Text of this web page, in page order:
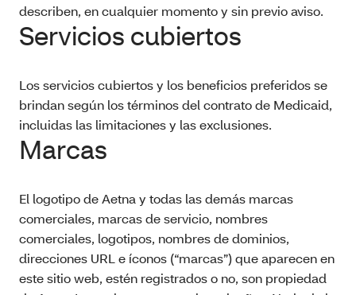
describen, en cualquier momento y sin previo aviso.
Servicios cubiertos
Los servicios cubiertos y los beneficios preferidos se
brindan según los términos del contrato de Medicaid,
incluidas las limitaciones y las exclusiones.
Marcas
El logotipo de Aetna y todas las demás marcas
comerciales, marcas de servicio, nombres
comerciales, logotipos, nombres de dominios,
direcciones URL e íconos (“marcas”) que aparecen en
este sitio web, estén registrados o no, son propiedad